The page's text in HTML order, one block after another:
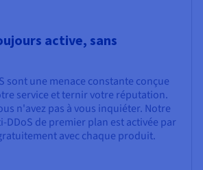
active, sans
sont une menace constante conçue
service et ternir votre réputation.
n'avez pas à vous inquiéter. Notre
de premier plan est activée par
avec chaque produit.